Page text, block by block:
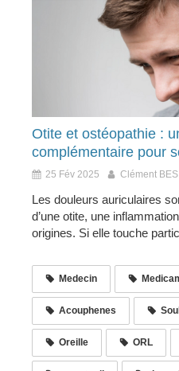
Otite et ostéopathie :
complémentaire pour
25 Fév 2025 Clément
Les douleurs auriculaires
d’une otite, une
origines. Si elle touche
Medecin
Acouphenes
Oreille ORL